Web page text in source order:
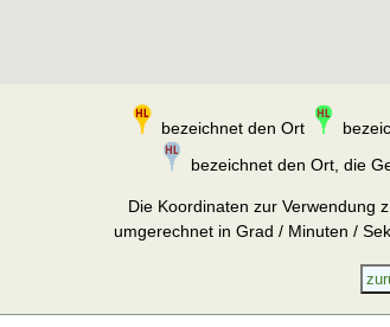
bezeichnet den Ort
bezeichnet den Ort, die
Die Koordinaten zur Verwendung
umgerechnet in Grad / Minuten /